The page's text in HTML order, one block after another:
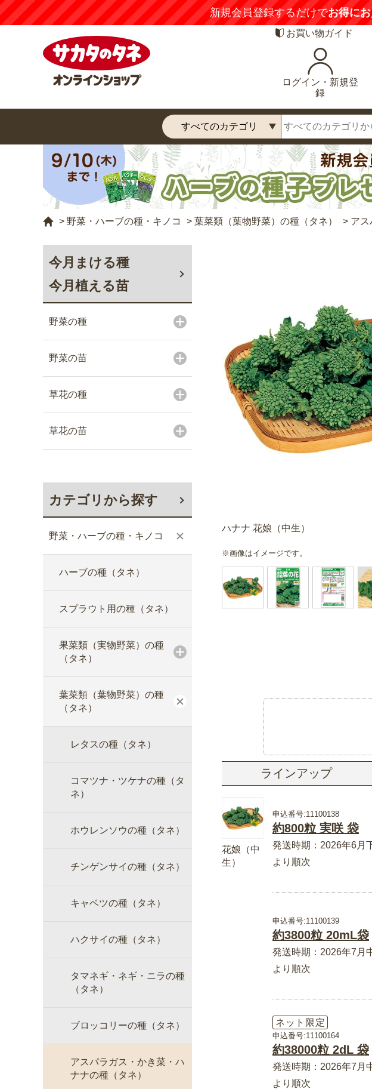
新規会員登録するだけでお得に
お買い物ガイド
ログイン・新規登
録
> 野菜・ハーブの種・キノコ > 葉菜類（葉物野菜）の種（タネ） > アス
今月まける種
今月植える苗
野菜の種
野菜の苗
草花の種
草花の苗
カテゴリから探す
野菜・ハーブの種・キノコ
ハーブの種（タネ）
スプラウト用の種（タネ）
果菜類（実物野菜）の種
（タネ）
葉菜類（葉物野菜）の種
（タネ）
レタスの種（タネ）
コマツナ・ツケナの種（タ
ネ）
ホウレンソウの種（タネ）
チンゲンサイの種（タネ）
キャベツの種（タネ）
ハクサイの種（タネ）
タマネギ・ネギ・ニラの種
（タネ）
ブロッコリーの種（タネ）
アスパラガス・かき菜・ハ
ナナの種（タネ）
ハナナ 花娘（中生）
※画像はイメージです。
ラインアップ
花娘（中
生）
申込番号:11100138
約800粒 実咲 袋
発送時期：2026年6月
より順次
申込番号:11100139
約3800粒 20mL袋
発送時期：2026年7月
より順次
ネット限定
申込番号:11100164
約38000粒 2dL 袋
発送時期：2026年7月
より順次